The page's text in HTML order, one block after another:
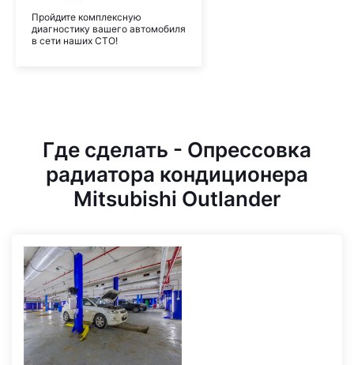
Пройдите комплексную
диагностику вашего автомобиля
в сети наших СТО!
Где сделать - Опрессовка
радиатора кондиционера
Mitsubishi Outlander